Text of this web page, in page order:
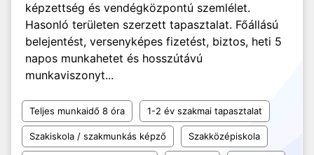
képzettség és vendégközpontú szemlélet.
Hasonló területen szerzett tapasztalat. Főállású
belejentést, versenyképes fizetést, biztos, heti 5
napos munkahetet és hosszútávú
munkaviszonyt...
Teljes munkaidő 8 óra 1-2 év szakmai tapasztalat
Szakiskola / szakmunkás képző Szakközépiskola